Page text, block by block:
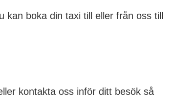
kan boka din taxi till eller från oss till
kontakta oss inför ditt besök så